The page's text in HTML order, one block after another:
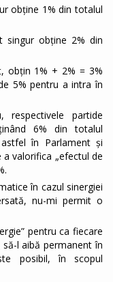
obține 1% din totalul
singur obține 2% din
obțin 1% + 2% = 3%
5% pentru a intra în
partide
6% din totalul
în Parlament și
valorifica „efectul de
în cazul sinergiei
nu-mi permit o
pentru ca fiecare
l aibă permanent în
posibil, în scopul